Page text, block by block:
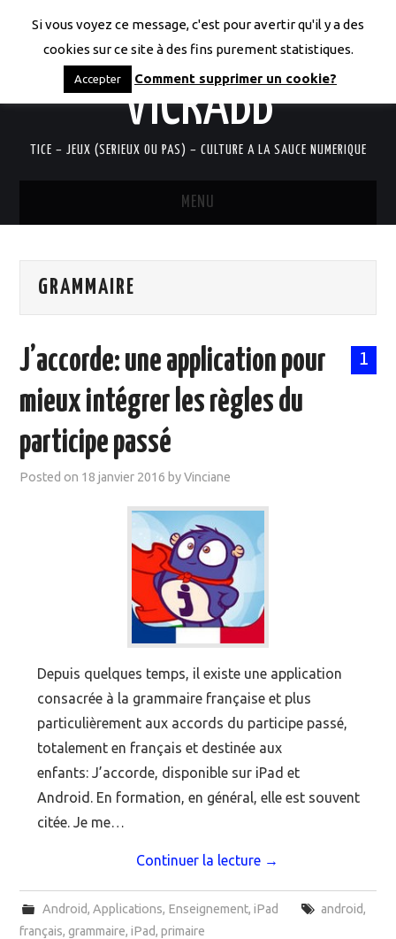
LES CODICES DE
VICRABB
TICE – JEUX (SERIEUX OU PAS) – CULTURE A LA SAUCE NUMERIQUE
MENU
QUI SUIS-JE?
MOOC SUIVIS
EVÉNEMENTS
GRAMMAIRE
1
J’accorde: une application pour
mieux intégrer les règles du
participe passé
Posted on 18 janvier 2016 byVinciane
Depuis quelques temps, il existe une application
consacrée à la grammaire française et plus
particulièrement aux accords du participe passé,
totalement en français et destinée aux
enfants: J’accorde, disponible sur iPad et
Android. En formation, en général, elle est souvent
citée. Je me…
Continuer la lecture →
Android, Applications, Enseignement, iPad android,
français,grammaire,iPad,primaire
Si vous voyez ce message, c'est pour avertir qu'il y a des
cookies sur ce site à des fins purement statistiques.
Accepter Comment supprimer un cookie?